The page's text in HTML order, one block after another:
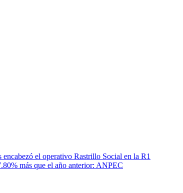
encabezó el operativo Rastrillo Social en la R1
más que el año anterior: ANPEC